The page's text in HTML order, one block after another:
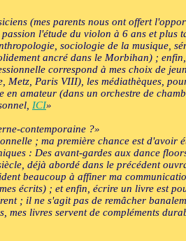
(mes parents nous ont offert
l'étude du violon à 6 ans et plus
sociologie de la musique,
ancré dans le Morbihan) ;
correspond à mes choix de
Metz, Paris VIII), les médiathèques,
amateur (dans un orchestre de
ICI»
contemporaine ?»
; ma première chance est d'avoir
: Des avant-gardes aux dance
déjà abordé dans le précédent
beaucoup à affiner ma
écrits) ; et enfin, écrire un livre est
; il ne s'agit pas de remâcher
mes livres servent de compléments